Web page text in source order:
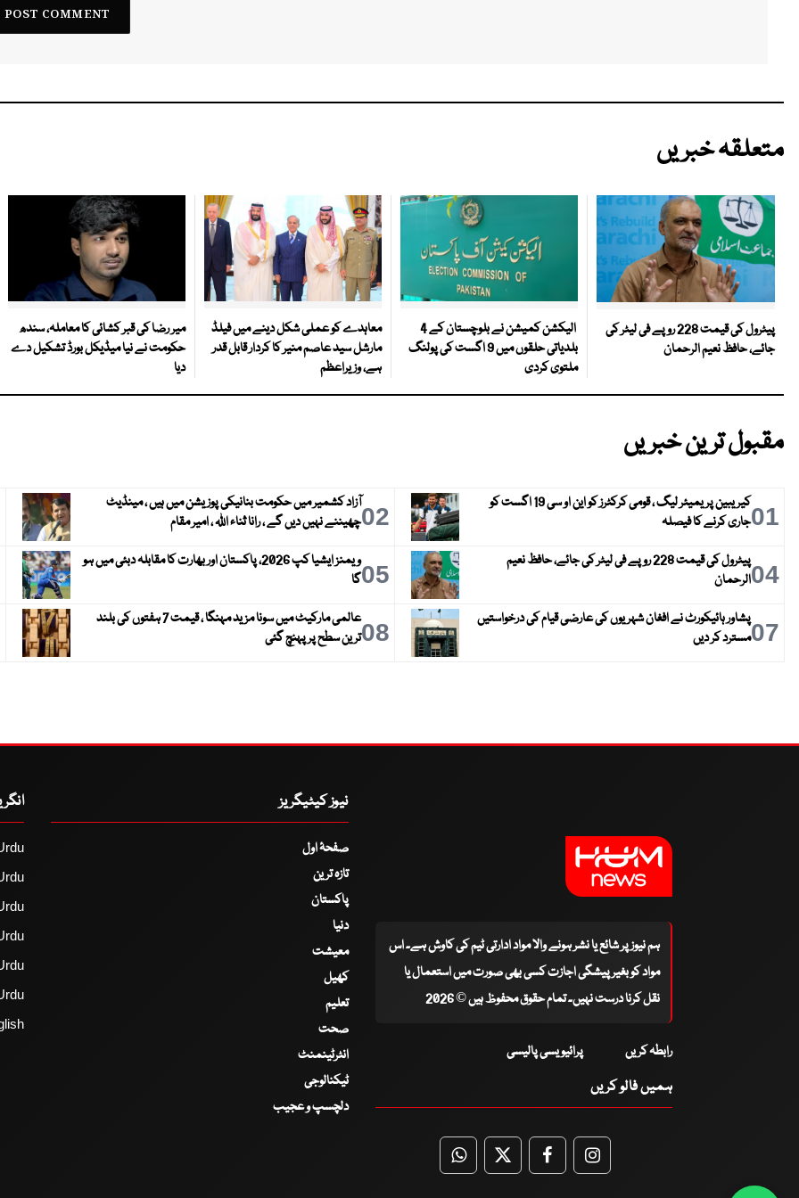
متعلقہ خبریں
پیٹرول کی قیمت 228 روپے فی لیٹر کی
جائے، حافظ نعیم الرحمان
الیکشن کمیشن نے بلوچستان کے 4
بلدیاتی حلقوں میں 9 اگست کی پولنگ
ملتوی کردی
معاہدے کو عملی شکل دینے میں فیلڈ
مارشل سید عاصم منیر کا کردار قابل قدر
ہے، وزیراعظم
میر رضا کی قبر کشائی کا معاملہ، سندھ
حکومت نے نیا میڈیکل بورڈ تشکیل دے
دیا
مقبول ترین خبریں
01
کیریبین پریمیئر لیگ ، قومی کرکٹرز کو این او سی 19 اگست کو
جاری کرنے کا فیصلہ
02آزاد کشمیر میں حکومت بنانیکی پوزیشن میں ہیں ، مینڈیٹ
چھیننے نہیں دیں گے ، رانا ثناء اللہ ، امیر مقام
04
پیٹرول کی قیمت 228 روپے فی لیٹر کی جائے، حافظ نعیم
الرحمان
05
ویمنز ایشیا کپ 2026، پاکستان اور بھارت کا مقابلہ دبئی میں ہو
گا
07پشاور ہائیکورٹ نے افغان شہریوں کی عارضی قیام کی درخواستیں
مسترد کر دیں
08
عالمی مارکیٹ میں سونا مزید مہنگا ، قیمت 7 ہفتوں کی بلند
ترین سطح پر پہنچ گئی
ہم نیوز پر شائع یا نشر ہونے والا مواد ادارتی ٹیم کی کاوش ہے۔ اس
مواد کو بغیر پیشگی اجازت کسی بھی صورت میں استعمال یا
نقل کرنا درست نہیں۔ تمام حقوق محفوظ ہیں © 2026
رابطہ کریں پرائیویسی پالیسی
ہمیں فالو کریں
WhatsApp
TwitterFacebookFacebook
نیوز کیٹیگریز
صفحۂ اول
تازہ ترین
پاکستان
دنیا
معیشت
کھیل
تعلیم
صحت
انٹرٹینمنٹ
ٹیکنالوجی
دلچسپ و عجیب